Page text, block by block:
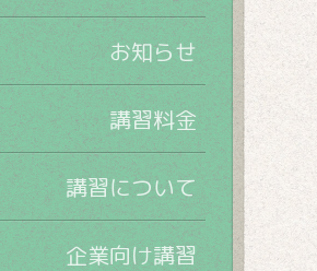
お知らせ
講習料金
講習について
企業向け講習